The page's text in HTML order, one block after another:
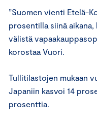
”Suomen vienti Etelä-
prosentilla siinä aikana,
välistä
korostaa Vuori.
Tullitilastojen mukaan
Japaniin kasvoi 14
prosenttia.